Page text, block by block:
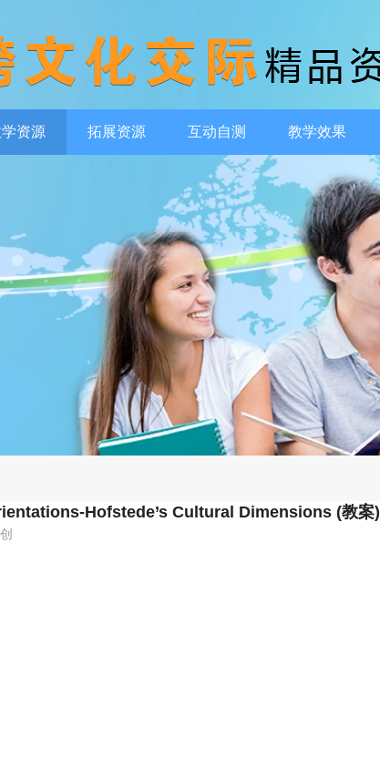
资源 拓展资源 互动自测 教学效果
Hofstede’s Cultural Dimensions (教案)